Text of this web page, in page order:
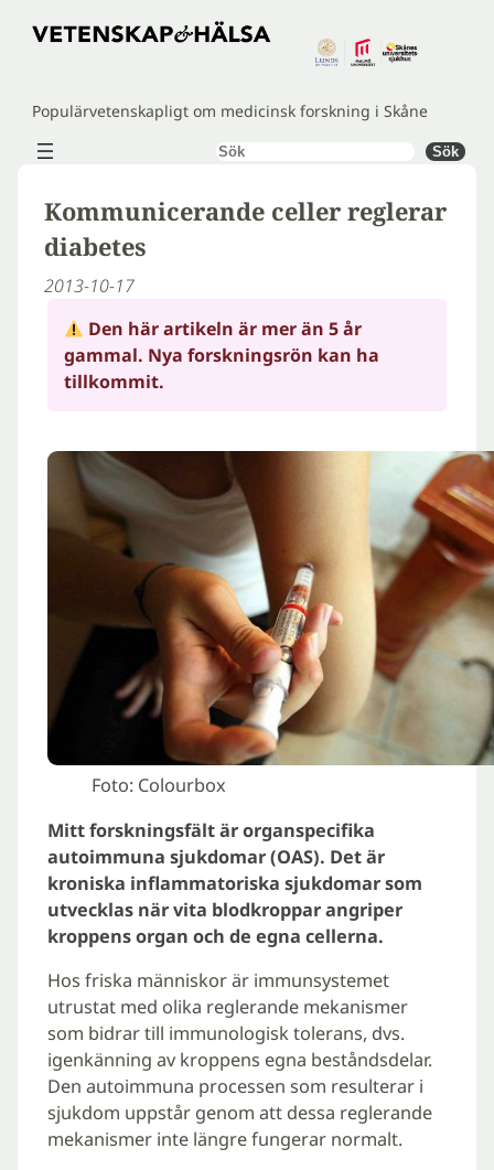
Hoppa
Populärvetenskapligt om medicinsk forskning i Skåne
Sök Sök
Kommunicerande celler reglerar
diabetes
2013-10-17
Den här artikeln är mer än 5 år
gammal. Nya forskningsrön kan ha
tillkommit.
Foto: Colourbox
Mitt forskningsfält är organspecifika
autoimmuna sjukdomar (OAS). Det är
kroniska inflammatoriska sjukdomar som
utvecklas när vita blodkroppar angriper
kroppens organ och de egna cellerna.
Hos friska människor är immunsystemet
utrustat med olika reglerande mekanismer
som bidrar till immunologisk tolerans, dvs.
igenkänning av kroppens egna beståndsdelar.
Den autoimmuna processen som resulterar i
sjukdom uppstår genom att dessa reglerande
mekanismer inte längre fungerar normalt.